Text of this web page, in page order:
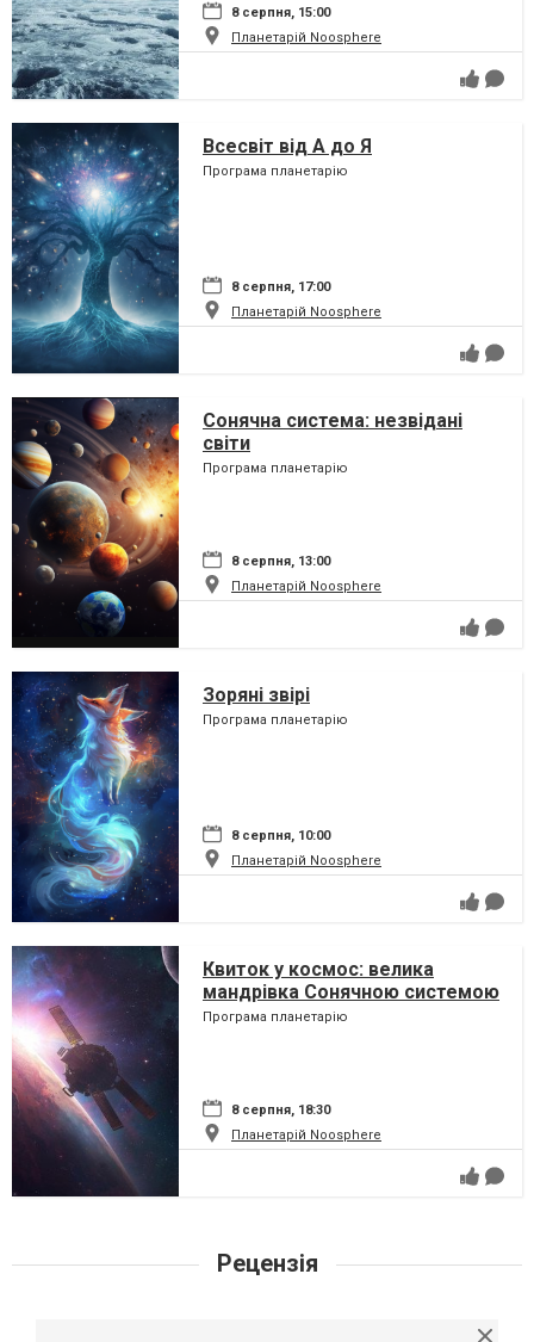
8 серпня, 15:00
Планетарій Noosphere
Всесвіт від А до Я
Програма планетарію
8 серпня, 17:00
Планетарій Noosphere
Сонячна система: незвідані
світи
Програма планетарію
8 серпня, 13:00
Планетарій Noosphere
Зоряні звірі
Програма планетарію
8 серпня, 10:00
Планетарій Noosphere
Квиток у космос: велика
мандрівка Сонячною системою
Програма планетарію
8 серпня, 18:30
Планетарій Noosphere
Рецензія